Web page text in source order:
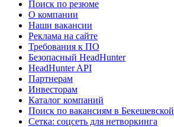
Поиск по резюме
О компании
Наши вакансии
Реклама на сайте
Требования к ПО
Безопасный HeadHunter
HeadHunter API
Партнерам
Инвесторам
Каталог компаний
Поиск по вакансиям в Бекешевской
Сетка: соцсеть для нетворкинга